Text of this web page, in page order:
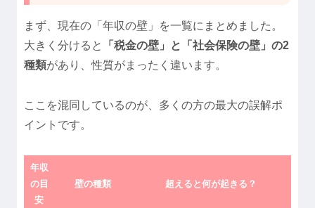
まず、現在の「年収の壁」を一覧にまとめました。
大きく分けると
「税金の壁」と「社会保険の壁」の2
種類があり、性質がまったく違います。
ここを混同しているのが、多くの方の最大の誤解ポ
イントです。
年収
の目
安
壁の種類 超えると何が起きる？